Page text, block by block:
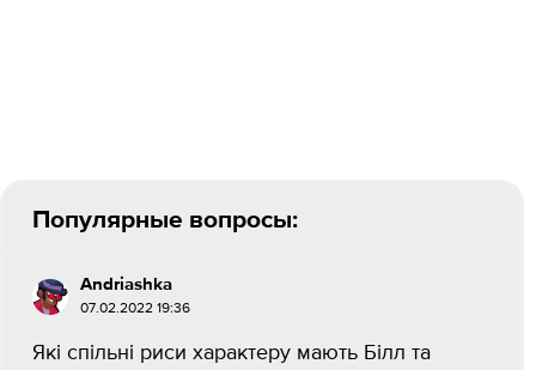
Популярные вопросы:
Andriashka
07.02.2022 19:36
Які спільні риси характеру мають Білл та